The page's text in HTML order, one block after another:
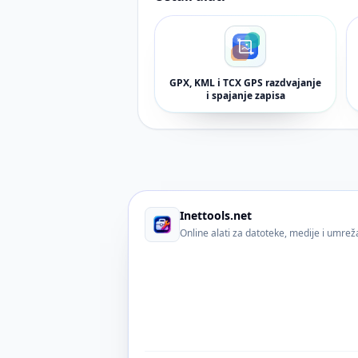
GPX, KML i TCX GPS razdvajanje
i spajanje zapisa
Inettools.net
Online alati za datoteke, medije i